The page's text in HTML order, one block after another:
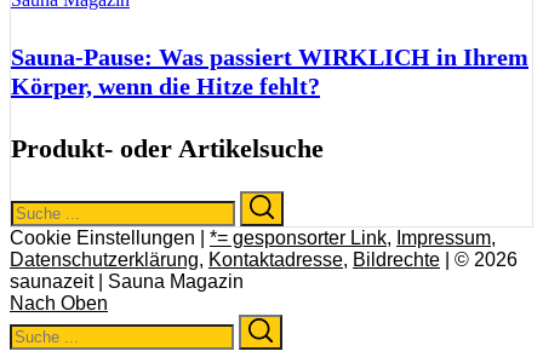
Sauna-Pause: Was passiert WIRKLICH in Ihrem
Körper, wenn die Hitze fehlt?
Produkt- oder Artikelsuche
Search
for:
Cookie Einstellungen | *= gesponsorter Link, Impressum,
Datenschutzerklärung, Kontaktadresse, Bildrechte | © 2026
saunazeit | Sauna Magazin
Nach Oben
Search
for: